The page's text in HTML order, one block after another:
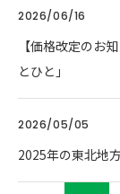
2026/06/16
【価格改定のお
とひと」
2026/05/05
2025年の東北地